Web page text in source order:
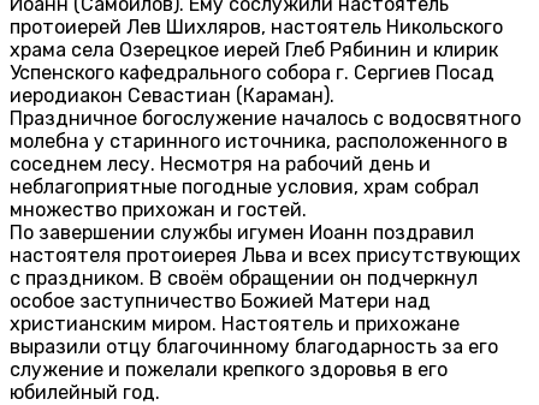
протоиерей Лев Шихляров, настоятель Никольского
храма села Озерецкое иерей Глеб Рябинин и клирик
Успенского кафедрального собора г. Сергиев Посад
иеродиакон Севастиан (Караман).
Праздничное богослужение началось с водосвятного
молебна у старинного источника, расположенного в
соседнем лесу. Несмотря на рабочий день и
неблагоприятные погодные условия, храм собрал
множество прихожан и гостей.
По завершении службы игумен Иоанн поздравил
настоятеля протоиерея Льва и всех присутствующих
с праздником. В своём обращении он подчеркнул
особое заступничество Божией Матери над
христианским миром. Настоятель и прихожане
выразили отцу благочинному благодарность за его
служение и пожелали крепкого здоровья в его
юбилейный год.